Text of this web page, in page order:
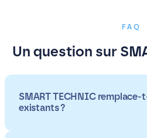
FAQ
Un question sur
SMART TECHNIC remplace-
existants ?